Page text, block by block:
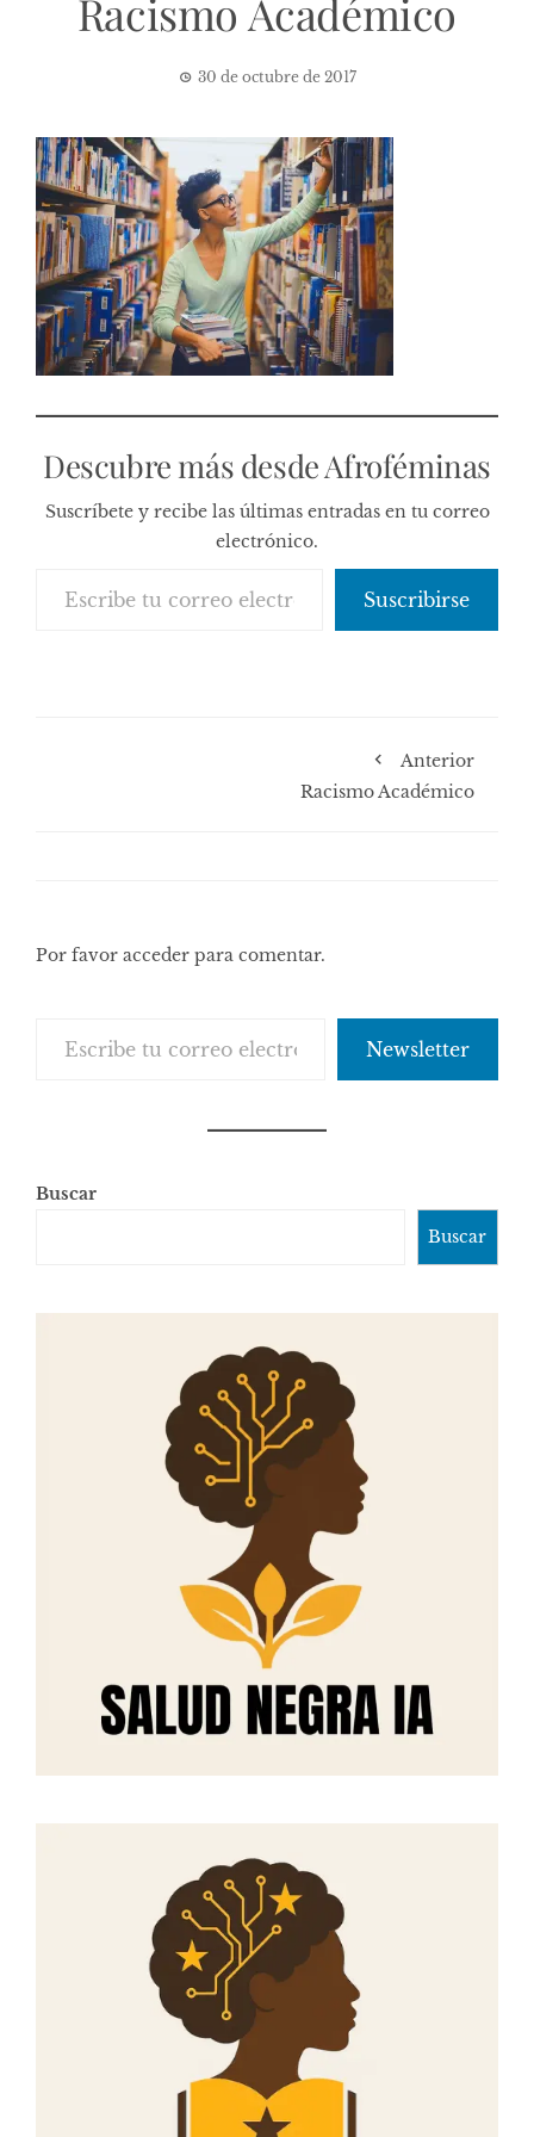
Racismo Académico
30 de octubre de 2017
Descubre más desde Afroféminas
Suscríbete y recibe las últimas entradas en tu correo
electrónico.
Suscribirse
Anterior
Racismo Académico
Por favor acceder para comentar.
Newsletter
Buscar
Buscar